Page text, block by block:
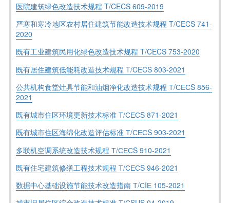
医院建筑绿色改造技术规程 T/CECS 609-2019
严寒和寒冷地区农村居住建筑节能改造技术规程 T/CECS 741-
2020
既有工业建筑民用化绿色改造技术规程 T/CECS 753-2020
既有居住建筑低能耗改造技术规程 T/CECS 803-2021
公共机构食堂灶具节能和油烟净化改造技术规程 Т/СЕСS 856-
2021
既有城市住区环境更新技术标准 Т/СЕСS 871-2021
既有城市住区海绵化改造评估标准 Т/СЕСS 903-2021
多联机空调系统改造技术规程 Т/СЕСS 910-2021
既有住宅建筑修缮工程技术规程 Т/СЕСS 946-2021
数据中心基础设施节能技术改造指南 Т/СIЕ 105-2021